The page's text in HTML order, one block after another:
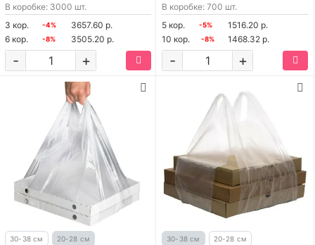
В коробке: 3000 шт.
3 кор.
-4%
3657.60 р.
6 кор.
-8% 3505.20 р.
+
-
В коробке: 700 шт.
5 кор.
-5%
1516.20 р.
10 кор.
-8% 1468.32 р.
+
-
30-38 см 20-28 см 30-38 см 20-28 см